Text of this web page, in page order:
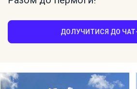
ДОЛУЧИТИСЯ ДО